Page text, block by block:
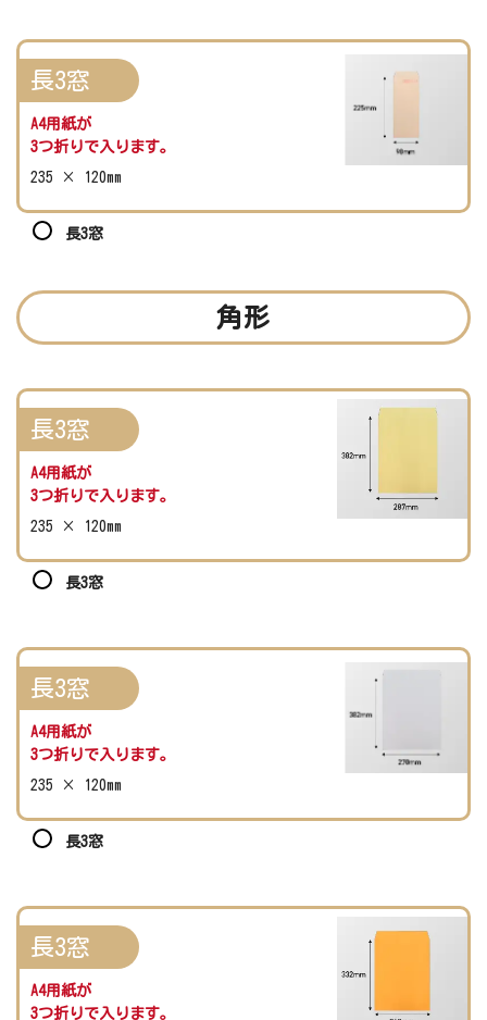
長3窓
A4用紙が
3つ折りで入ります。
235 × 120mm
長3窓
角形
長3窓
A4用紙が
3つ折りで入ります。
235 × 120mm
長3窓
長3窓
A4用紙が
3つ折りで入ります。
235 × 120mm
長3窓
長3窓
A4用紙が
3つ折りで入ります。